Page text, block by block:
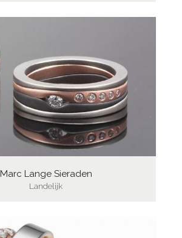
Marc Lange Sieraden
Landelijk